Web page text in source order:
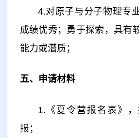
4.对原子与分子物理专
成绩优秀；勇于探索， 具有
能力或潜质；
五、申请材料
1. 《夏令营报名表》
报；